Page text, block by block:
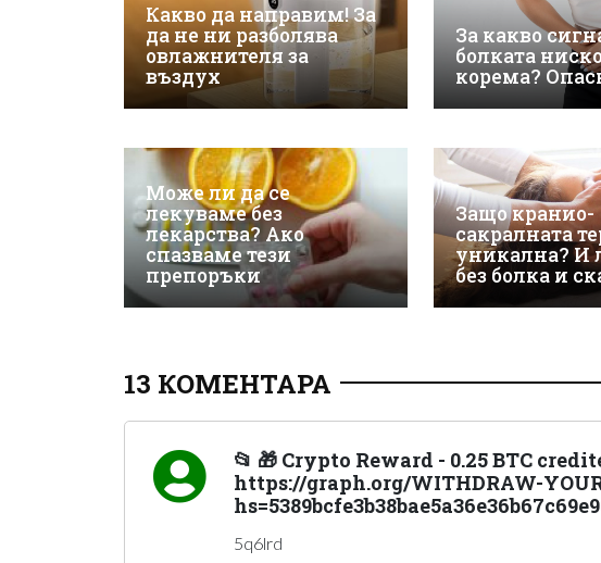
Какво да направим! За
да не ни разболява
овлажнителя за
въздух
За какво
болката
корема?
Може ли да се
лекуваме без
лекарства? Ако
спазваме тези
препоръки
Защо кранио-
сакралната
уникална? И
без болка и
13 КОМЕНТАРА
📂 🎁 Crypto Reward - 0.25 BTC
https://graph.org/WITHDRAW-
5q6lrd